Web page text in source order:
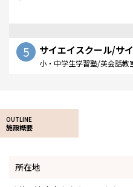
5 サイエイスクール/サ
小・中学生学習塾/英会話教
OUTLINE
施設概要
所在地